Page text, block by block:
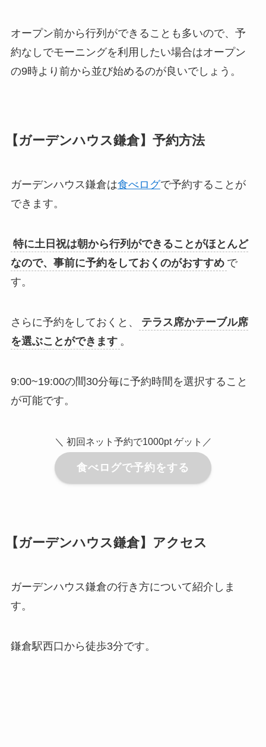
オープン前から行列ができることも多いので、予
約なしでモーニングを利用したい場合はオープン
の9時より前から並び始めるのが良いでしょう。
【ガーデンハウス鎌倉】予約方法
ガーデンハウス鎌倉は食べログで予約することが
できます。
特に土日祝は朝から行列ができることがほとんど
なので、事前に予約をしておくのがおすすめ で
す。
さらに予約をしておくと、
テラス席かテーブル席
を選ぶことができます 。
9:00~19:00の間30分毎に予約時間を選択すること
が可能です。
＼ 初回ネット予約で1000pt ゲット／
食べログで予約をする
【ガーデンハウス鎌倉】アクセス
ガーデンハウス鎌倉の行き方について紹介しま
す。
鎌倉駅西口から徒歩3分です。